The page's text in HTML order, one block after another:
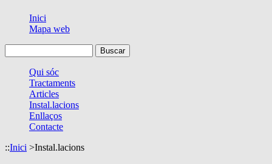
Inici
Mapa web
Qui sóc
Tractaments
Articles
Instal.lacions
Enllaços
Contacte
::Inici >Instal.lacions